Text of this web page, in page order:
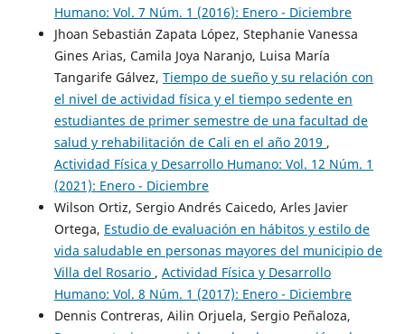
Humano: Vol. 7 Núm. 1 (2016): Enero - Diciembre
Jhoan Sebastián Zapata López, Stephanie Vanessa
Gines Arias, Camila Joya Naranjo, Luisa María
Tangarife Gálvez, Tiempo de sueño y su relación con
el nivel de actividad física y el tiempo sedente en
estudiantes de primer semestre de una facultad de
salud y rehabilitación de Cali en el año 2019 ,
Actividad Física y Desarrollo Humano: Vol. 12 Núm. 1
(2021): Enero - Diciembre
Wilson Ortiz, Sergio Andrés Caicedo, Arles Javier
Ortega, Estudio de evaluación en hábitos y estilo de
vida saludable en personas mayores del municipio de
Villa del Rosario , Actividad Física y Desarrollo
Humano: Vol. 8 Núm. 1 (2017): Enero - Diciembre
Dennis Contreras, Ailin Orjuela, Sergio Peñaloza,